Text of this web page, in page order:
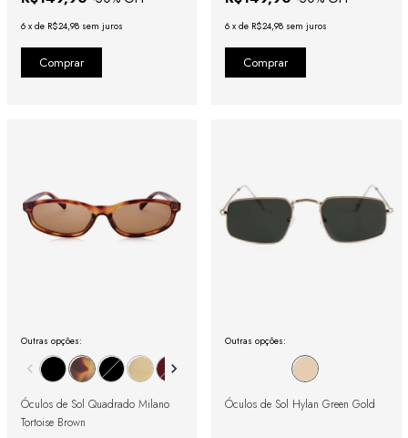
6 x de R$24,98 sem juros 6 x de R$24,98 sem juros
Outras opções:
Óculos de Sol Quadrado Milano
Tortoise Brown
Outras opções:
Óculos de Sol Hylan Green Gold